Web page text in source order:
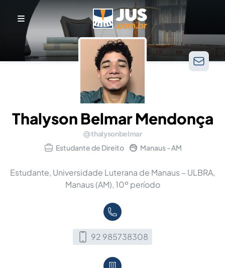
Thalyson Belmar Mendonça
thalysonbelmar
Estudante de Direito
Manaus - AM
Estudante, Universidade Luterana de Manaus – ULBRA,
Manaus (AM), 10º período
92 985738308